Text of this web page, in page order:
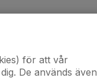
för att vår
De används även